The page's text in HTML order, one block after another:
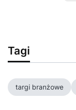
Tagi
targi branżowe